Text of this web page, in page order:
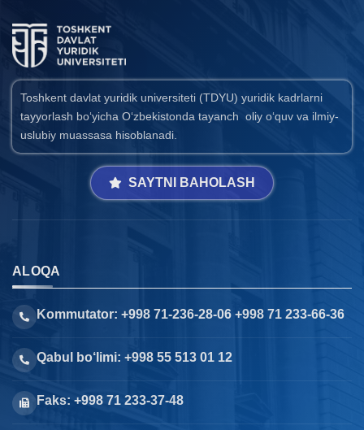
Toshkent davlat yuridik universiteti (TDYU) yuridik kadrlarni
tayyorlash bo‘yicha O‘zbekistonda tayanch oliy o‘quv va ilmiy-
uslubiy muassasa hisoblanadi.
SAYTNI BAHOLASH
ALOQA
Kommutator: +998 71-236-28-06 +998 71 233-66-36
Qabul bo‘limi: +998 55 513 01 12
Faks: +998 71 233-37-48